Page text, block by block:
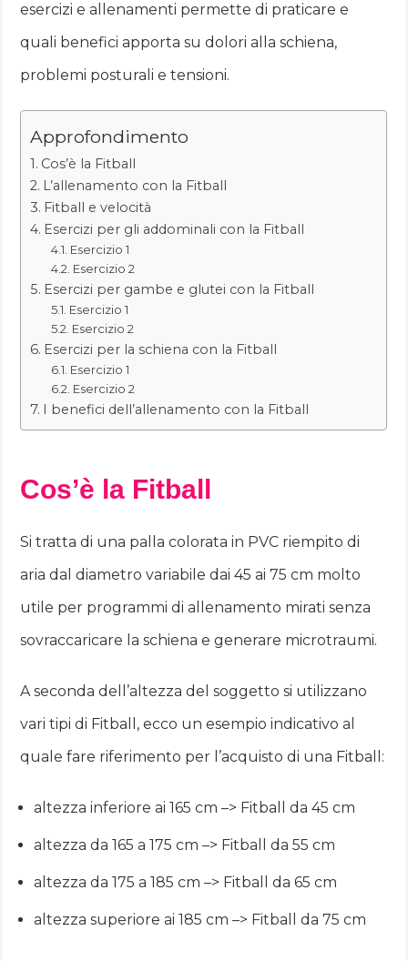
esercizi e allenamenti permette di praticare e
quali benefici apporta su dolori alla schiena,
problemi posturali e tensioni.
Approfondimento
Cos’è la Fitball
L’allenamento con la Fitball
Fitball e velocità
Esercizi per gli addominali con la Fitball
Esercizio 1
Esercizio 2
Esercizi per gambe e glutei con la Fitball
Esercizio 1
Esercizio 2
Esercizi per la schiena con la Fitball
Esercizio 1
Esercizio 2
I benefici dell’allenamento con la Fitball
Cos’è la Fitball
Si tratta di una palla colorata in PVC riempito di
aria dal diametro variabile dai 45 ai 75 cm molto
utile per programmi di allenamento mirati senza
sovraccaricare la schiena e generare microtraumi.
A seconda dell’altezza del soggetto si utilizzano
vari tipi di Fitball, ecco un esempio indicativo al
quale fare riferimento per l’acquisto di una Fitball:
altezza inferiore ai 165 cm –> Fitball da 45 cm
altezza da 165 a 175 cm –> Fitball da 55 cm
altezza da 175 a 185 cm –> Fitball da 65 cm
altezza superiore ai 185 cm –> Fitball da 75 cm